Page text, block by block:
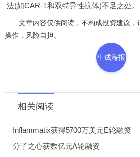
法(如CAR-T和双特异性抗体)不足之处。
文章内容仅供阅读，不构成投资建议，
操作，风险自担。
生成海报
相关阅读
Inflammatix获得5700万美元E轮融资
分子之心获数亿元A轮融资